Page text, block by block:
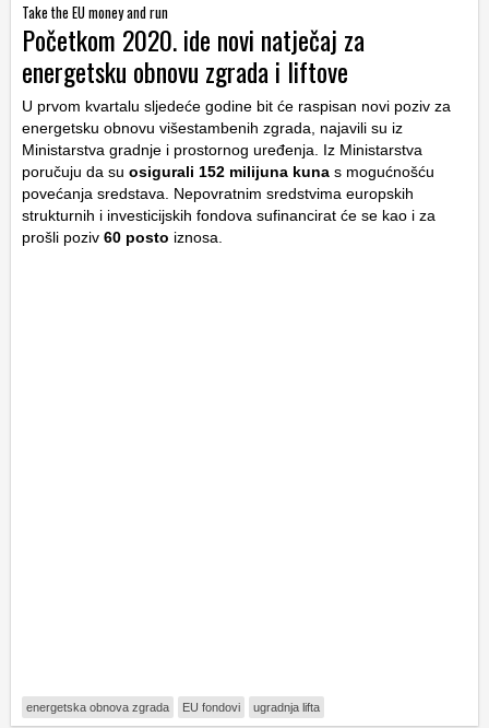
Take the EU money and run
Početkom 2020. ide novi natječaj za
energetsku obnovu zgrada i liftove
U prvom kvartalu sljedeće godine bit će raspisan novi poziv za
energetsku obnovu višestambenih zgrada, najavili su iz
Ministarstva gradnje i prostornog uređenja. Iz Ministarstva
poručuju da su osigurali 152 milijuna kuna s mogućnošću
povećanja sredstava. Nepovratnim sredstvima europskih
strukturnih i investicijskih fondova sufinancirat će se kao i za
prošli poziv 60 posto iznosa.
energetska obnova zgrada EU fondovi ugradnja lifta